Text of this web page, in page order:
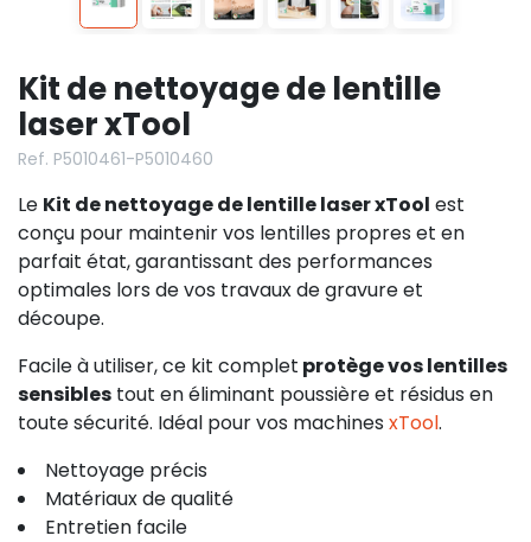
Kit de nettoyage de lentille
laser xTool
Ref. P5010461-P5010460
Le Kit de nettoyage de lentille laser xTool est
conçu pour maintenir vos lentilles propres et en
parfait état, garantissant des performances
optimales lors de vos travaux de gravure et
découpe.
Facile à utiliser, ce kit complet protège vos lentilles
sensibles tout en éliminant poussière et résidus en
toute sécurité. Idéal pour vos machines xTool.
Nettoyage précis
Matériaux de qualité
Entretien facile